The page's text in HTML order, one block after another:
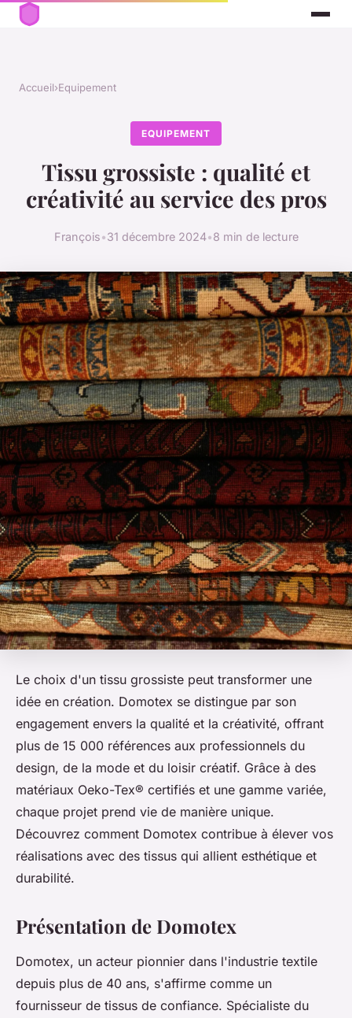
Accueil›Equipement
EQUIPEMENT
Tissu grossiste : qualité et
créativité au service des pros
François•31 décembre 2024•8 min de lecture
Le choix d'un tissu grossiste peut transformer une
idée en création. Domotex se distingue par son
engagement envers la qualité et la créativité, offrant
plus de 15 000 références aux professionnels du
design, de la mode et du loisir créatif. Grâce à des
matériaux Oeko-Tex® certifiés et une gamme variée,
chaque projet prend vie de manière unique.
Découvrez comment Domotex contribue à élever vos
réalisations avec des tissus qui allient esthétique et
durabilité.
Présentation de Domotex
Domotex, un acteur pionnier dans l'industrie textile
depuis plus de 40 ans, s'affirme comme un
fournisseur de tissus de confiance. Spécialiste du